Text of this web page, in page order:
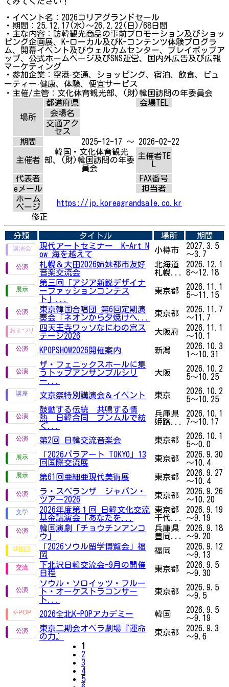
・イベント名：2026コリアグランドセール
・期間：25.12.17(水)〜26.2.22(日)/68日間
・主な内容：訪韓観光商品の事前プロモーション及びショッ
ピング企画展、K-ローカル及びK-コンテンツ体験プログラ
ム、開幕イベント及びウェルカムセンター、プレイポップア
ップ、公式ホームページ及びSNS運営、国内外広告及び広報
マーケティング
・参加企業：空港·交通、ショッピング、宿泊、飲食、ビュ
ーティー·健康、体験、便宜サービス
・主催/主管：文化体育観光部、(財)韓国訪問の年委員会
場所
都道府県
会場TEL
会場名
交通アク
セス
期間
2025-12-17 ～ 2026-02-22
主催者
韓国・文化体育観光
部、(財)韓国訪問の年委
員会
主催者TE
代表者
FAX番号
eメール
担当者
ホーム
ページ
https://jp.koreagrandsale.co.kr
修正
分類 タイトル 場所
期間
現代アートセミナー K-Art N
ow 海を越えて
小樽市
2027.3.5
～3.7
札幌＆大田2026姉妹都市友好
音楽交流会
北海道
札幌...
2026.12.1
8～12.18
第三回「アジア新鋭デザイナ
ーファッションコンテス
ト」...
東京都
2026.11.1
5～11.15
東京韓国合唱団 第6回定期演
奏会「ネオンから夕焼けへ...
東京都
2026.11.7
～11.7
四天王寺ワッソなにわの宮ス
テージ2026
大阪府
2026.11.1
～10.1
KPOPSHOW2026開催案内
新潟
2026.10.3
1～10.31
ザ・フェニックスホールに集
うトップアンサンブルシリ
ー...
大阪
2026.10.2
5～10.25
文京祭特別講演会＆イベント 東京
2026.10.2
5～10.25
鼓動する伝統 共鳴する情
熱 日韓合同 プンムルで紡
ぐ...
兵庫県
姫路...
2026.10.1
7～10.17
第2回 日韓交流音楽会 東京都
2026.10.1
5～0.0
「2026パラアート TOKYO」13
回国際交流展
東京都
2026.9.30
～10.4
第61回亜細亜現代美術展
東京都
2026.9.27
～10.4
ラ・スペランザ ジャパン・
ツアー2026
東京都
2026.9.26
～10.20
2026年度第１回 日韓文化交流
基金講演会「あなたを...
東京都
千代...
2026.9.19
～9.19
韓国演劇「チョウチンアンコ
ウ」
兵庫県
豊岡...
2026.9.18
～9.20
「2026ソウル留学博覧会」福
岡
福岡
2026.9.12
～9.13
下北沢日韓交流会-9月の開催
日程
東京都
2026.9.5
～9.30
ソウル・ソロイッツ・フルー
ト・オーケストラコンサー
ト...
東京都
2026.9.5
～9.5
2026全北K-POPアカデミー 韓国
2026.9.5
～9.19
東京二期会オペラ劇場『運命
の力』
東京都
2026.9.3
～9.6
1
2
3
4
5